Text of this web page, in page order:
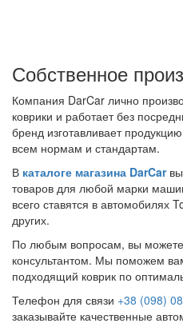
Собственное
Компания DarCar лично
коврики и работает без
бренд изготавливает
всем нормам и стандартам.
В каталоге магазина DarCarвы
товаров для любой марки
всего ставятся в автомобилях
других.
По любым вопросам, вы
консультантом. Мы поможем
подходящий коврик по
Телефон для связи +38 (098)
заказывайте качественные